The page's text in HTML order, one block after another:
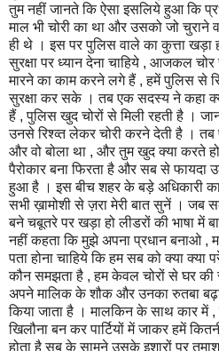
तुम नहीं जानते कि ऐसा इसलिये हुआ कि
माल भी चोरी का था और उसको जो चुराने
ही थे । इस पर पुलिस वाले का कुत्ता खड़ा
सुरक्षा पर ध्यान देना चाहिये , आजकल
मारने का काम करने लगे हैं , हमें पुलिस से
सुरक्षा कर सके । तब एक सदस्य ने कहा
हैं , पुलिस खुद चोरों से मिली रहती है ।
उनसे रिश्व्त लेकर चोरी करने देती है ।
और वो बोला था , और तुम खुद क्या करते
पैरोकार बना फिरता है और सब से फायदा
हुआ है । इस बीच शहर के बड़े अधिकारी
सभी ख़ामोशी से ज़रा मेरी बात सुनें । जब
बने चबूतरे पर खड़ा हो लीडरों की भाषा
नहीं कहता कि मुझे अपना प्रधान बनाओ ,
पता होना चाहिये कि हम सब को क्या क्या
कौन समझता है , हम केवल चोरों से घर की
अपने मालिक के शौक और उनका रुतबा
किया जाता है । मालकिन के साथ कार में
खिलौना बन कर पार्टियों में जाकर हमें
होता है सब के सामने उसके इशारों पर